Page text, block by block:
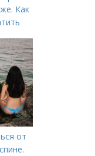
Как
от